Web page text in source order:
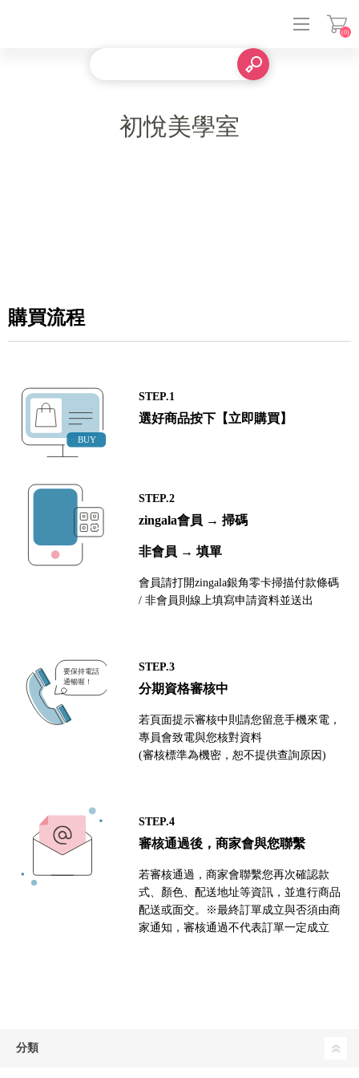
(0)
初悅美學室
購買流程
STEP.1
選好商品按下【立即購買】
STEP.2
zingala會員 → 掃碼
非會員 → 填單
會員請打開zingala銀角零卡掃描付款條碼
/ 非會員則線上填寫申請資料並送出
STEP.3
分期資格審核中
若頁面提示審核中則請您留意手機來電，
專員會致電與您核對資料
(審核標準為機密，恕不提供查詢原因)
STEP.4
審核通過後，商家會與您聯繫
若審核通過，商家會聯繫您再次確認款
式、顏色、配送地址等資訊，並進行商品
配送或面交。※最終訂單成立與否須由商
家通知，審核通過不代表訂單一定成立
分類